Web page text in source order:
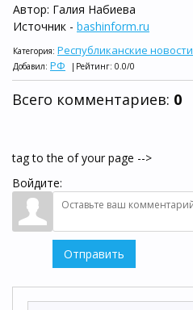
Автор: Галия Набиева
Источник - bashinform.ru
Категория: Республиканские новости
Добавил: РФ | Рейтинг: 0.0/0
Всего комментариев: 0
tag to the of your page -->
Войдите:
Отправить